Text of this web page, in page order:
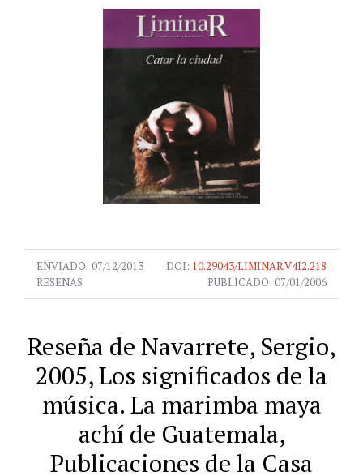
ENVIADO: 07/12/2013 DOI: 10.29043/LIMINAR.V4I2.218
RESEÑAS
PUBLICADO: 07/01/2006
Reseña de Navarrete, Sergio,
2005, Los significados de la
música. La marimba maya
achí de Guatemala,
Publicaciones de la Casa